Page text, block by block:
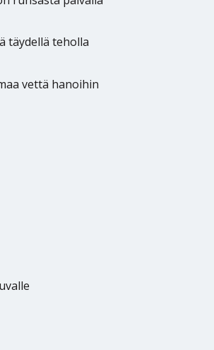
täydellä teholla
vettä hanoihin